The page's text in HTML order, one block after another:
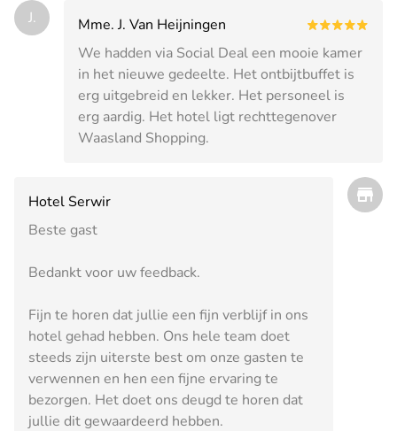
J.
Mme. J. Van Heijningen
We hadden via Social Deal een mooie kamer
in het nieuwe gedeelte. Het ontbijtbuffet is
erg uitgebreid en lekker. Het personeel is
erg aardig. Het hotel ligt rechttegenover
Waasland Shopping.
Hotel Serwir
Beste gast
Bedankt voor uw feedback.
Fijn te horen dat jullie een fijn verblijf in ons
hotel gehad hebben. Ons hele team doet
steeds zijn uiterste best om onze gasten te
verwennen en hen een fijne ervaring te
bezorgen. Het doet ons deugd te horen dat
jullie dit gewaardeerd hebben.